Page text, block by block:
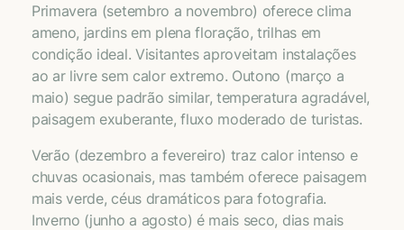
Primavera (setembro a novembro) oferece clima
ameno, jardins em plena floração, trilhas em
condição ideal. Visitantes aproveitam instalações
ao ar livre sem calor extremo. Outono (março a
maio) segue padrão similar, temperatura agradável,
paisagem exuberante, fluxo moderado de turistas.
Verão (dezembro a fevereiro) traz calor intenso e
chuvas ocasionais, mas também oferece paisagem
mais verde, céus dramáticos para fotografia.
Inverno (junho a agosto) é mais seco, dias mais